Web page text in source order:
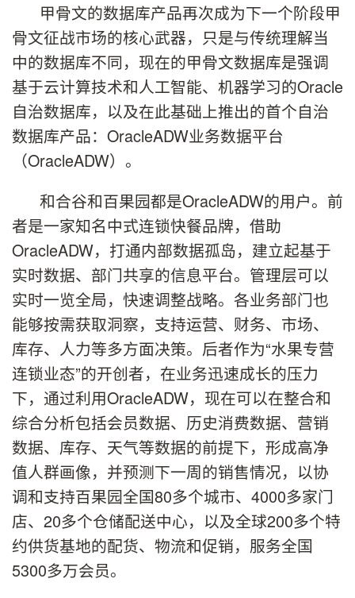
甲骨文的数据库产品再次成为下一个阶段甲
骨文征战市场的核心武器，只是与传统理解当
中的数据库不同，现在的甲骨文数据库是强调
基于云计算技术和人工智能、机器学习的Oracle
自治数据库，以及在此基础上推出的首个自治
数据库产品：OracleADW业务数据平台
（OracleADW）。
和合谷和百果园都是OracleADW的用户。前
者是一家知名中式连锁快餐品牌，借助
OracleADW，打通内部数据孤岛，建立起基于
实时数据、部门共享的信息平台。管理层可以
实时一览全局，快速调整战略。各业务部门也
能够按需获取洞察，支持运营、财务、市场、
库存、人力等多方面决策。后者作为“水果专营
连锁业态”的开创者，在业务迅速成长的压力
下，通过利用OracleADW，现在可以在整合和
综合分析包括会员数据、历史消费数据、营销
数据、库存、天气等数据的前提下，形成高净
值人群画像，并预测下一周的销售情况，以协
调和支持百果园全国80多个城市、4000多家门
店、20多个仓储配送中心，以及全球200多个特
约供货基地的配货、物流和促销，服务全国
5300多万会员。